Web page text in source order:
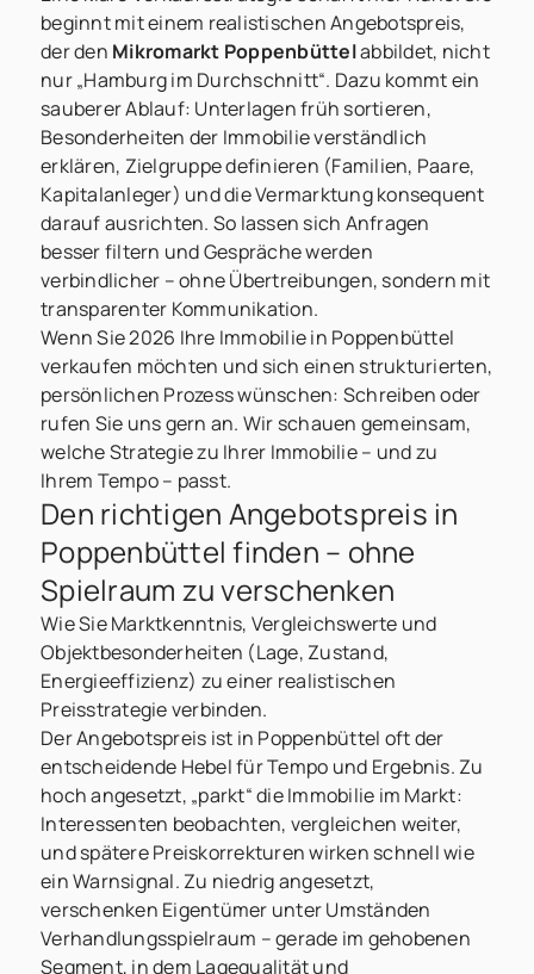
beginnt mit einem realistischen Angebotspreis,
der den Mikromarkt Poppenbüttelabbildet, nicht
nur „Hamburg im Durchschnitt“. Dazu kommt ein
sauberer Ablauf: Unterlagen früh sortieren,
Besonderheiten der Immobilie verständlich
erklären, Zielgruppe definieren (Familien, Paare,
Kapitalanleger) und die Vermarktung konsequent
darauf ausrichten. So lassen sich Anfragen
besser filtern und Gespräche werden
verbindlicher – ohne Übertreibungen, sondern mit
transparenter Kommunikation.
Wenn Sie 2026 Ihre Immobilie in Poppenbüttel
verkaufen möchten und sich einen strukturierten,
persönlichen Prozess wünschen: Schreiben oder
rufen Sie uns gern an. Wir schauen gemeinsam,
welche Strategie zu Ihrer Immobilie – und zu
Ihrem Tempo – passt.
Den richtigen Angebotspreis in
Poppenbüttel finden – ohne
Spielraum zu verschenken
Wie Sie Marktkenntnis, Vergleichswerte und
Objektbesonderheiten (Lage, Zustand,
Energieeffizienz) zu einer realistischen
Preisstrategie verbinden.
Der Angebotspreis ist in Poppenbüttel oft der
entscheidende Hebel für Tempo und Ergebnis. Zu
hoch angesetzt, „parkt“ die Immobilie im Markt:
Interessenten beobachten, vergleichen weiter,
und spätere Preiskorrekturen wirken schnell wie
ein Warnsignal. Zu niedrig angesetzt,
verschenken Eigentümer unter Umständen
Verhandlungsspielraum – gerade im gehobenen
Segment, in dem Lagequalität und